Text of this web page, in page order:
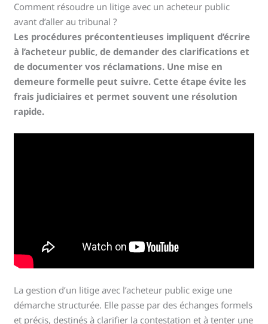
Comment résoudre un litige avec un acheteur public
avant d’aller au tribunal ?
Les procédures précontentieuses impliquent d’écrire
à l’acheteur public, de demander des clarifications et
de documenter vos réclamations. Une mise en
demeure formelle peut suivre. Cette étape évite les
frais judiciaires et permet souvent une résolution
rapide.
La gestion d’un litige avec l’acheteur public exige une
démarche structurée. Elle passe par des échanges formels
et précis, destinés à clarifier la contestation et à tenter une